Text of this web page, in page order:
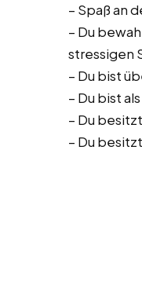
– Spaß an
– Du
stressigen
– Du bist
– Du bist
– Du
– Du